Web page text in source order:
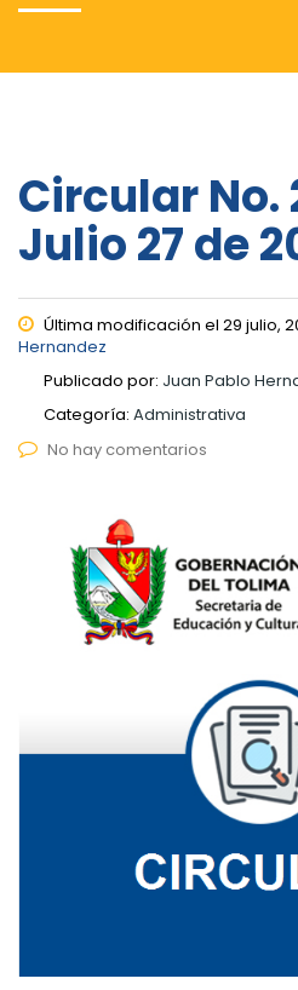
Circular No.
Julio 27 de
Última modificación el 29 julio,
Hernandez
Publicado por: Juan Pablo
Categoría: Administrativa
No hay comentarios